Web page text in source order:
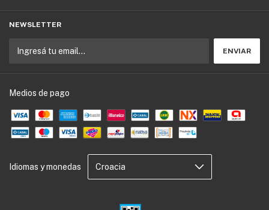
NEWSLETTER
Medios de pago
Idiomas y monedas